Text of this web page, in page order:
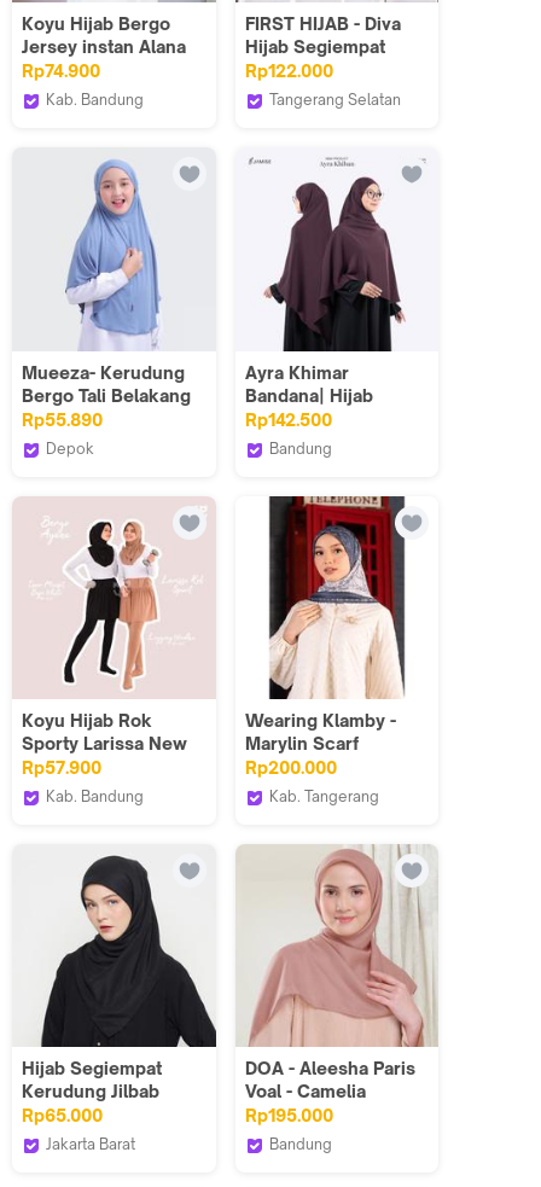
Koyu Hijab Bergo
Jersey instan Alana
Mask Best Seller
Rp74.900
Kab. Bandung
FIRST HIJAB - Diva
Hijab Segiempat
Bahan Silk 120x120
cm | Hijab
Kerja/Ngaji/Daily
Rp122.000
Tangerang Selatan
Mueeza- Kerudung
Bergo Tali Belakang
Hiasan Vicot Hijab
Anak Sekolah Harian
Jilbab Syria S M L
Rp55.890
Depok
Ayra Khimar
Bandana| Hijab
Simple Instant by
Jamise
Rp142.500
Bandung
Koyu Hijab Rok
Sporty Larissa New
Product
Rp57.900
Kab. Bandung
Wearing Klamby -
Marylin Scarf
Rp200.000
Kab. Tangerang
Hijab Segiempat
Kerudung Jilbab
Scarf Hijab Polos
Warna Hitam 115cm
Rp65.000
Jakarta Barat
DOA - Aleesha Paris
Voal - Camelia
Rp195.000
Bandung